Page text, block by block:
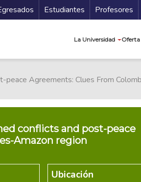
Estudiantes Profesores
La Universidad Oferta
peace Agreements: Clues From
conflicts and post-peace
Amazon region
Ubicación